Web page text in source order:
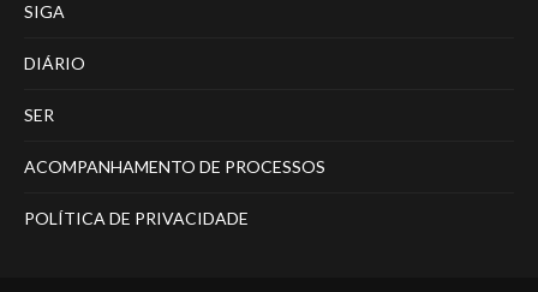
SIGA
DIÁRIO
SER
ACOMPANHAMENTO DE PROCESSOS
POLÍTICA DE PRIVACIDADE